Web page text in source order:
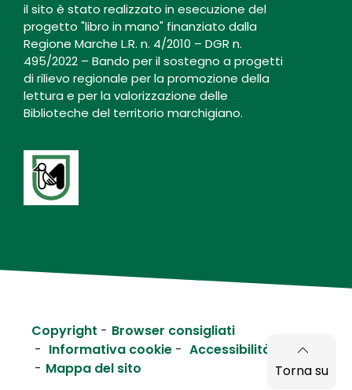
il sito è stato realizzato in esecuzione del
progetto "libro in mano" finanziato dalla
Regione Marche L.R. n. 4/2010 – DGR n.
495/2022 – Bando per il sostegno a progetti
di rilievo regionale per la promozione della
lettura e per la valorizzazione delle
Biblioteche del territorio marchigiano.
Copyright
Browser consigliati
Informativa cookie
Accessibilità
Mappa del sito Torna su